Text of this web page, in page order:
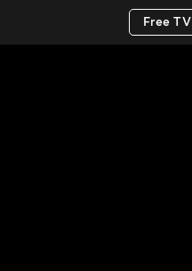
Free TV